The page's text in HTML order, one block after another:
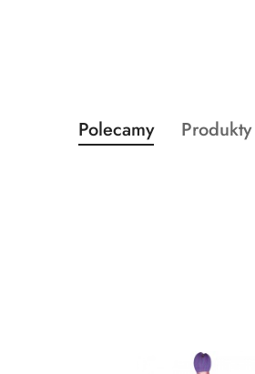
Pomiń karuzelę produktów
Produkty
o
Polecamy
Produkty